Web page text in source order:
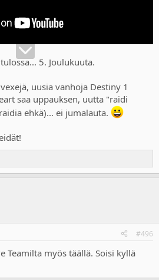
5. Joulukuuta.
uusia vanhoja Destiny 1
saa uppauksen, uutta "raidi
ehkä)... ei jumalauta.
#496
Teamilta myös täällä. Soisi kyllä